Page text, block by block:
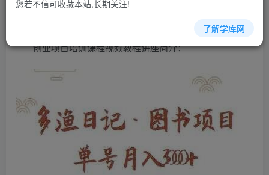
创业项目培训课程视频教程讲座简介：
您若不信可收藏本站,长期关注!
了解学库网